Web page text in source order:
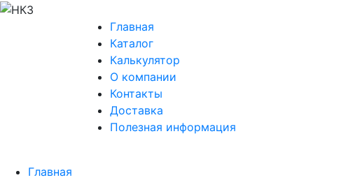
Главная
Каталог
Калькулятор
О компании
Контакты
Доставка
Полезная информация
Главная